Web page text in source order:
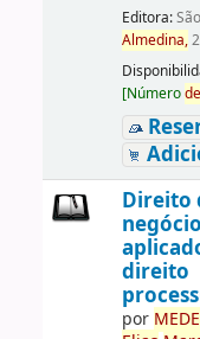
Editora:
Almedina,
[Númerode
Direito
direito
por MEDE